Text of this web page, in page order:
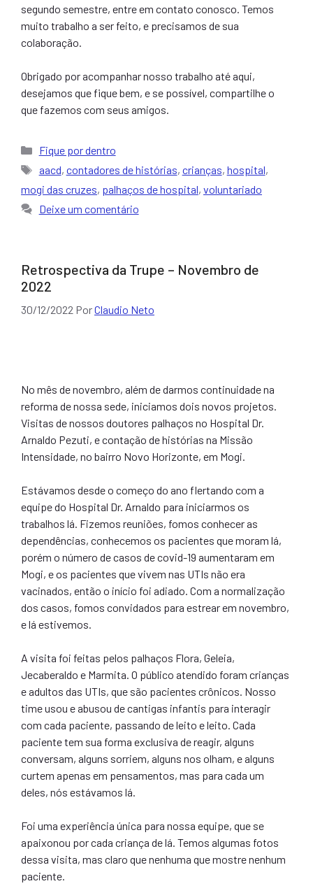
segundo semestre, entre em contato conosco. Temos
muito trabalho a ser feito, e precisamos de sua
colaboração.
Obrigado por acompanhar nosso trabalho até aqui,
desejamos que fique bem, e se possível, compartilhe o
que fazemos com seus amigos.
Categorias
Fique por dentro
Tags
aacd, contadores de histórias, crianças, hospital,
mogi das cruzes, palhaços de hospital, voluntariado
Deixe um comentário
Retrospectiva da Trupe – Novembro de
2022
30/12/2022 PorClaudio Neto
No mês de novembro, além de darmos continuidade na
reforma de nossa sede, iniciamos dois novos projetos.
Visitas de nossos doutores palhaços no Hospital Dr.
Arnaldo Pezuti, e contação de histórias na Missão
Intensidade, no bairro Novo Horizonte, em Mogi.
Estávamos desde o começo do ano flertando com a
equipe do Hospital Dr. Arnaldo para iniciarmos os
trabalhos lá. Fizemos reuniões, fomos conhecer as
dependências, conhecemos os pacientes que moram lá,
porém o número de casos de covid-19 aumentaram em
Mogi, e os pacientes que vivem nas UTIs não era
vacinados, então o início foi adiado. Com a normalização
dos casos, fomos convidados para estrear em novembro,
e lá estivemos.
A visita foi feitas pelos palhaços Flora, Geleia,
Jecaberaldo e Marmita. O público atendido foram crianças
e adultos das UTIs, que são pacientes crônicos. Nosso
time usou e abusou de cantigas infantis para interagir
com cada paciente, passando de leito e leito. Cada
paciente tem sua forma exclusiva de reagir, alguns
conversam, alguns sorriem, alguns nos olham, e alguns
curtem apenas em pensamentos, mas para cada um
deles, nós estávamos lá.
Foi uma experiência única para nossa equipe, que se
apaixonou por cada criança de lá. Temos algumas fotos
dessa visita, mas claro que nenhuma que mostre nenhum
paciente.